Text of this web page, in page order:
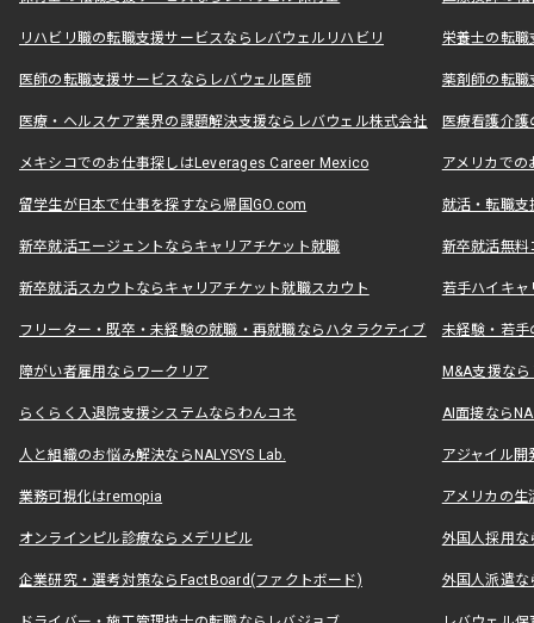
リハビリ職の転職支援サービスならレバウェルリハビリ 栄養士の転
医師の転職支援サービスならレバウェル医師 薬剤師の転
医療・ヘルスケア業界の課題解決支援ならレバウェル株式会社 医療看護介
メキシコでのお仕事探しはLeverages Career Mexico アメリカで
留学生が日本で仕事を探すなら帰国GO.com 就活・転職
新卒就活エージェントならキャリアチケット就職 新卒就活無料
新卒就活スカウトならキャリアチケット就職スカウト 若手ハイキ
フリーター・既卒・未経験の就職・再就職ならハタラクティブ 未経験・若手
障がい者雇用ならワークリア M&A支援な
らくらく入退院支援システムならわんコネ AI面接なら
人と組織のお悩み解決ならNALYSYS Lab. アジャイル
業務可視化はremopia アメリカの
オンラインピル診療ならメデリピル 外国人採用
企業研究・選考対策ならFactBoard(ファクトボード) 外国人派遣な